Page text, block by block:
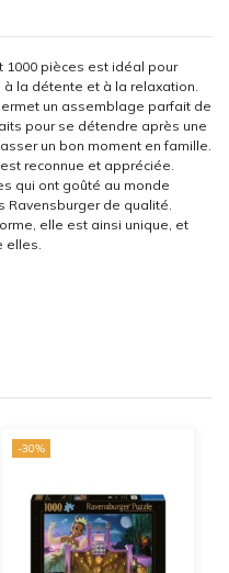
1000 pièces est idéal pour
la détente et à la relaxation.
un assemblage parfait de
pour se détendre après une
un bon moment en famille.
reconnue et appréciée.
qui ont goûté au monde
Ravensburger de qualité.
elle est ainsi unique, et
elles.
-30%